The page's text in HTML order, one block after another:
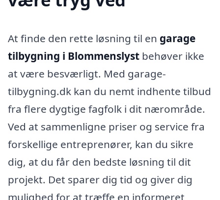
At finde den rette løsning til en garage
tilbygning i Blommenslyst behøver ikke
at være besværligt. Med garage-
tilbygning.dk kan du nemt indhente tilbud
fra flere dygtige fagfolk i dit nærområde.
Ved at sammenligne priser og service fra
forskellige entreprenører, kan du sikre
dig, at du får den bedste løsning til dit
projekt. Det sparer dig tid og giver dig
mulighed for at træffe en informeret